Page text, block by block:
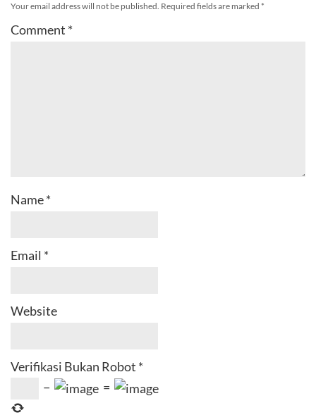
Your email address will not be published. Required fields are marked *
Comment *
Name*
Email *
Website
Verifikasi Bukan Robot *
−
=